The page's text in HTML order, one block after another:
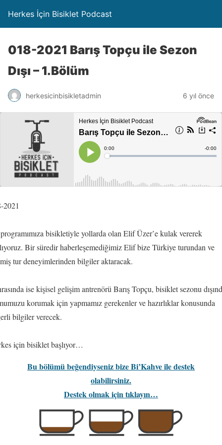
Herkes İçin Bisiklet Podcast
018-2021 Barış Topçu ile Sezon
Dışı – 1.Bölüm
herkesicinbisikletadmin 6 yıl önce
2021
bisikletiyle yollarda olan Elif Üzer’e kulak vererek
Bir süredir haberleşemediğimiz Elif bize Türkiye turundan ve
tur deneyimlerinden bilgiler aktaracak.
ise kişisel gelişim antrenörü Barış Topçu, bisiklet sezonu
korumak için yapmamız gerekenler ve hazırlıklar konusunda
bilgiler verecek.
için bisiklet başlıyor…
Bu bölümü beğendiyseniz bize Bi’Kahve ile destek
olabilirsiniz.
Destek olmak için tıklayın…